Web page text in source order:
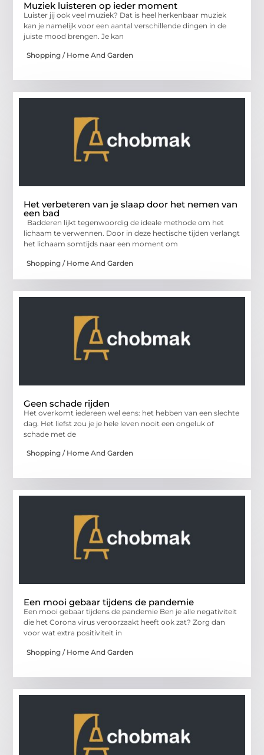
Muziek luisteren op ieder moment
Luister jij ook veel muziek? Dat is heel herkenbaar muziek
kan je namelijk voor een aantal verschillende dingen in de
juiste mood brengen. Je kan
Shopping / Home And Garden
Het verbeteren van je slaap door het nemen van
een bad
Badderen lijkt tegenwoordig de ideale methode om het
lichaam te verwennen. Door in deze hectische tijden verlangt
het lichaam somtijds naar een moment om
Shopping / Home And Garden
Geen schade rijden
Het overkomt iedereen wel eens: het hebben van een slechte
dag. Het liefst zou je je hele leven nooit een ongeluk of
schade met de
Shopping / Home And Garden
Een mooi gebaar tijdens de pandemie
Een mooi gebaar tijdens de pandemie Ben je alle negativiteit
die het Corona virus veroorzaakt heeft ook zat? Zorg dan
voor wat extra positiviteit in
Shopping / Home And Garden